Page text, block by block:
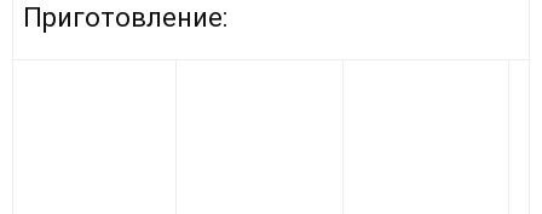
Приготовление: